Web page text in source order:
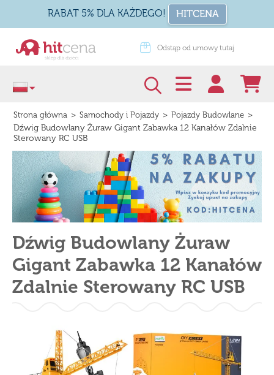
RABAT 5% DLA KAŻDEGO! HITCENA
od umowy tutaj Zapakuj na prezent
Strona główna > Samochody i Pojazdy > Pojazdy Budowlane >
Dźwig Budowlany Żuraw Gigant Zabawka 12 Kanałów Zdalnie
Sterowany RC USB
Dźwig Budowlany Żuraw
Gigant Zabawka 12 Kanałów
Zdalnie Sterowany RC USB